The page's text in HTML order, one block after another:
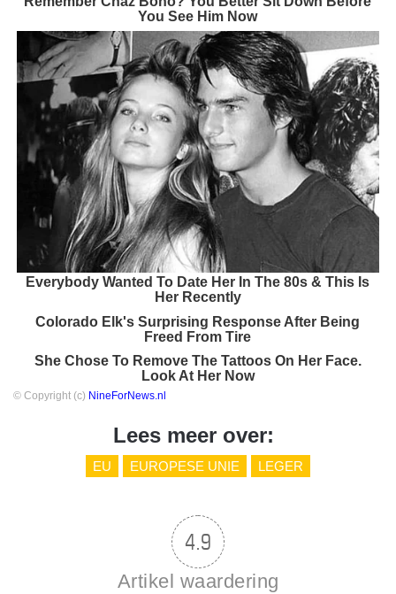
You See Him Now
Everybody Wanted To Date Her In The 80s & This Is
Her Recently
Colorado Elk's Surprising Response After Being
Freed From Tire
She Chose To Remove The Tattoos On Her Face.
Look At Her Now
© Copyright (c) NineForNews.nl
Lees meer over:
EU EUROPESE UNIE LEGER
4.9
Artikel waardering